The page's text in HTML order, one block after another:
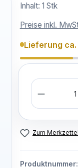
Inhalt: 1 Stk
Preise inkl.
Lieferung
Anzahl
Zum
Produktnummer: